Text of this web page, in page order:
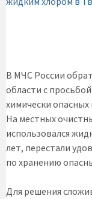
В МЧС России
области с
химически
На местных
использовался
лет, перестали
по хранению
Для решения